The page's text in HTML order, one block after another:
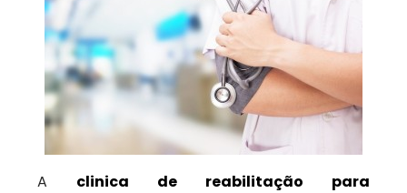
A clinica de reabilitação para